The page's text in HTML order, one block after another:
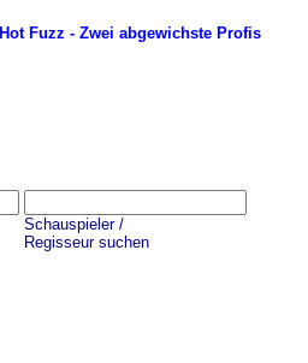
Hot Fuzz - Zwei abgewichste Profis
Schauspieler /
Regisseur suchen